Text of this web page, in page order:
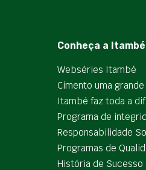
Conheça a Itambé
Webséries Itambé
Cimento uma
Itambé faz toda a
Programa de
Responsabilidade
Programas de
História de Sucesso